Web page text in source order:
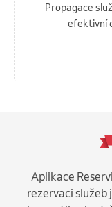
Propagace
efektivní
Aplikace
rezervaci služeb